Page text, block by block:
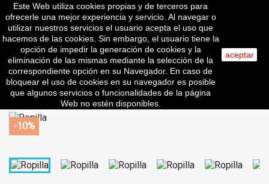

search
-10%
Este Web utiliza cookies propias y de terceros para
ofrecerle una mejor experiencia y servicio. Al navegar o
utilizar nuestros servicios el usuario acepta el uso que
hacemos de las cookies. Sin embargo, el usuario tiene la
opción de impedir la generación de cookies y la
eliminación de las mismas mediante la selección de la
correspondiente opción en su Navegador. En caso de
bloquear el uso de cookies en su navegador es posible
que algunos servicios o funcionalidades de la página
Web no estén disponibles.
aceptar